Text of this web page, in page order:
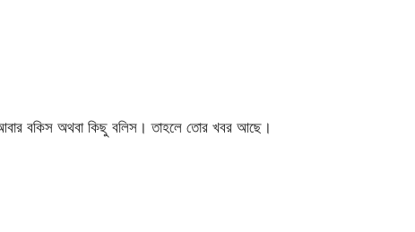
বকিস অথবা কিছু বলিস। তাহলে তোর খবর আছে।